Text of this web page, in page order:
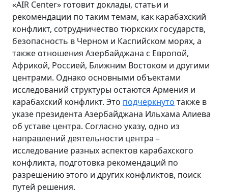
«AIR Center» готовит доклады, статьи и
рекомендации по таким темам, как карабахский
конфликт, сотрудничество тюркских государств,
безопасность в Черном и Каспийском морях, а
также отношения Азербайджана с Европой,
Африкой, Россией, Ближним Востоком и другими
центрами. Однако основными объектами
исследований структуры остаются Армения и
карабахский конфликт. Это подчеркнуто также в
указе президента Азербайджана Ильхама Алиева
об уставе центра. Согласно указу, одно из
направлений деятельности центра –
исследование разных аспектов карабахского
конфликта, подготовка рекомендаций по
разрешению этого и других конфликтов, поиск
путей решения.